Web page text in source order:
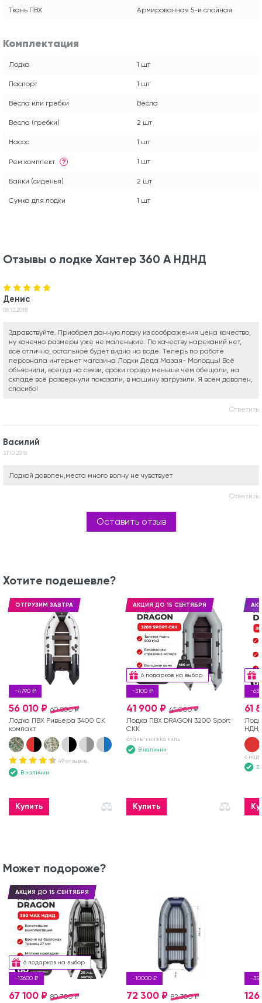
Ткань ПВХ Армированная 5-и слойная
Комплектация
Лодка 1 шт
Паспорт 1 шт
Весла или гребки Весла
Весла (гребки) 2 шт
Насос 1 шт
Рем.комплект ? 1 шт
Банки (сиденья) 2 шт
Сумка для лодки 1 шт
Отзывы о лодке Хантер 360 А НДНД
Денис
08.12.2018
Здравствуйте. Приобрел данную лодку из соображения цена качество,
ну конечно размеры уже не маленькие. По качеству нареканий нет,
всё отлично, остальное будет видно на воде. Теперь по работе
персонала интернет магазина Лодки Деда Мазая- Молодцы! Всё
объяснили, всегда на связи, сроки горздо меньше чем обещали, на
складе всё развернули показали, в машину загрузили. Я всем доволен,
спасибо!
Ответить
Василий
31.10.2018
Лодкой доволен,места много волну не чувствует
Ответить
Оставить отзыв
Хотите подешевле?
-4790 ₽
ОТГРУЗИМ ЗАВТРА
60 800 ₽
56 010 ₽
Лодка ПВХ Ривьера 3400 СК
компакт
49 отзывов
В наличии
Купить
6 подарков на выбор
-3100 ₽
АКЦИЯ ДО 15 СЕНТЯБРЯ
45 000 ₽
41 900 ₽
Лодка ПВХ DRAGON 3200 Sport
СКК
слань-книжка киль
В наличии
Купить
-
61
с
В
Может подороже?
6 подарков на выбор
-13600 ₽
АКЦИЯ ДО 15 СЕНТЯБРЯ
80 700 ₽
67 100 ₽
-10000 ₽
82 300 ₽
72 300 ₽
-